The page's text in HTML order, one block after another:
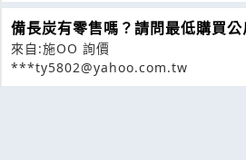
備長炭有零售嗎？請問最低購買
來自:施OO 詢價
***ty5802@yahoo.com.tw